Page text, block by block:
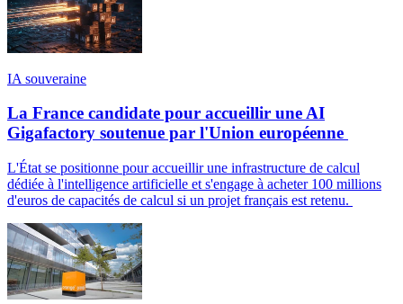
IA souveraine
La France candidate pour accueillir une AI
Gigafactory soutenue par l'Union européenne
L'État se positionne pour accueillir une infrastructure de calcul
dédiée à l'intelligence artificielle et s'engage à acheter 100 millions
d'euros de capacités de calcul si un projet français est retenu.